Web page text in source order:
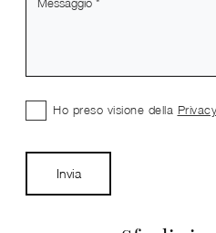
Ho preso visione della
Invia